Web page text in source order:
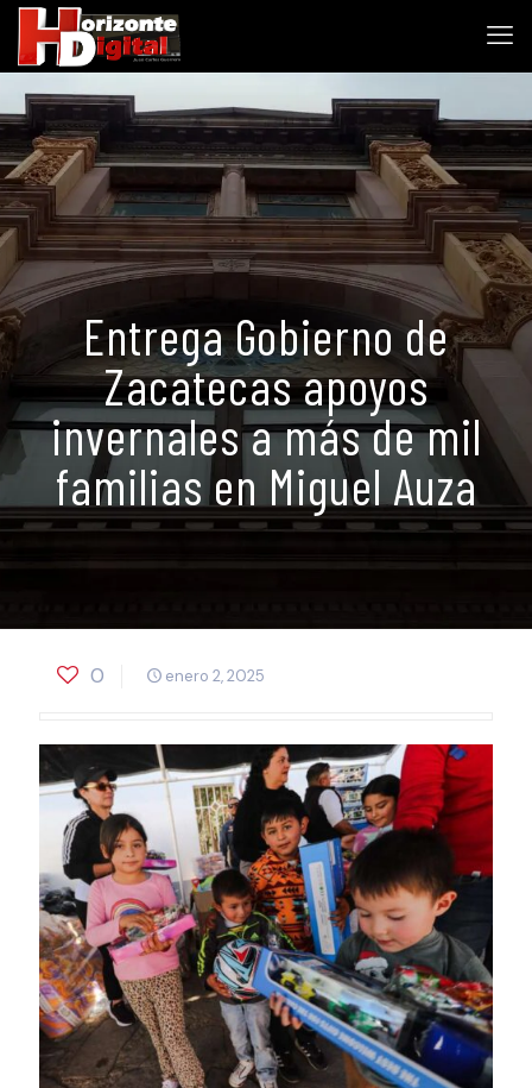
Entrega Gobierno de
Zacatecas apoyos
invernales a más de mil
familias en Miguel Auza
0 enero 2, 2025